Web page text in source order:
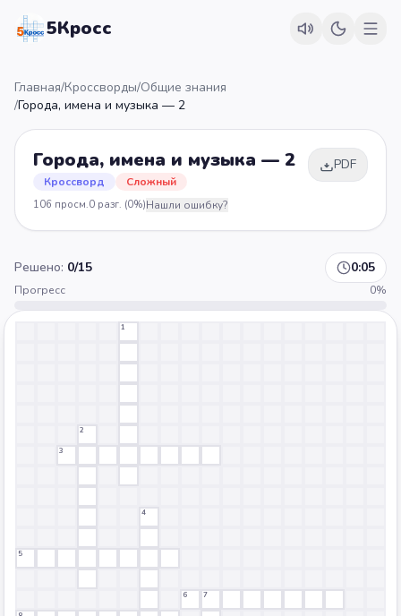
5Кросс
Главная/Кроссворды/Общие знания
/Города, имена и музыка — 2
Города, имена и музыка — 2
Кроссворд Сложный
PDF
106 просм.0 разг. (0%)Нашли ошибку?
Решено: 0/15 0:06
Прогресс 0%
1
2
3
4
5
6 7